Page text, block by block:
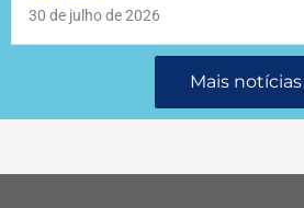
30 de julho de 2026
Mais notícias